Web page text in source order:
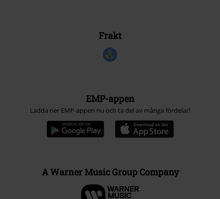
Frakt
EMP-appen
Ladda ner EMP-appen nu och ta del av många fördelar!
A Warner Music Group Company